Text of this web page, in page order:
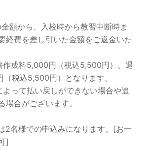
全額から、入校時から教習中断時ま
経費を差し引いた金額をご返金いた
作成料5,000円（税込5,500円）、退
税込5,500円）となります。
よって払い戻しができない場合や追
場合がございます。
2名様での申込みになります。[お一
]